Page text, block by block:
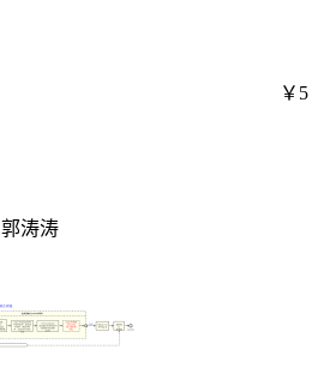
郭涛涛
￥5